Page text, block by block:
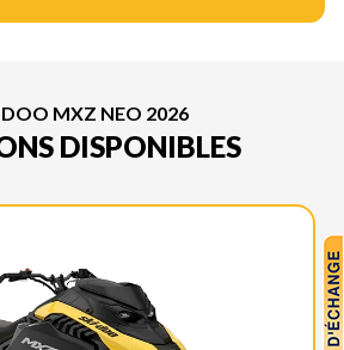
MXZ NEO 2026
DISPONIBLES